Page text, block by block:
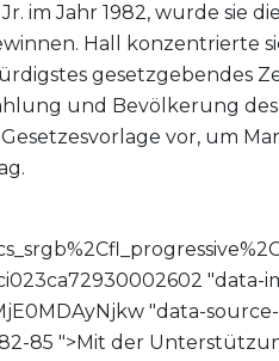
im Jahr 1982, wurde sie
Hall konzentrierte
gesetzgebendes
und Bevölkerung
vor, um
"data-
"data-
85 ">Mit der